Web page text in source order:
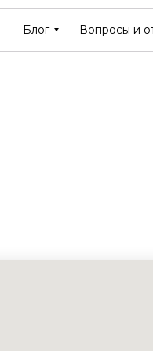
Блог Вопросы и
Блог Вопросы и